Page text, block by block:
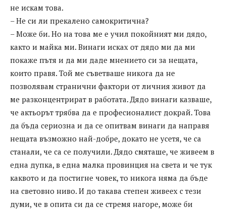
не искам това.
– Не си ли прекалено самокритична?
– Може би. Но на това ме е учил покойният ми дядо,
както и майка ми. Винаги исках от дядо ми да ми
покаже пътя и да ми даде мнението си за нещата,
които правя. Той ме съветваше никога да не
позволявам странични фактори от личния живот да
ме разконцентрират в работата. Дядо винаги казваше,
че актьорът трябва да е професионалист докрай. Това
да бъда сериозна и да се опитвам винаги да направя
нещата възможно най-добре, докато не усетя, че са
станали, че са се получили. Дядо смяташе, че живеем в
една дупка, в една малка провинция на света и че тук
каквото и да постигне човек, то никога няма да бъде
на световно ниво. И до такава степен живеех с тези
думи, че в опита си да се стремя нагоре, може би